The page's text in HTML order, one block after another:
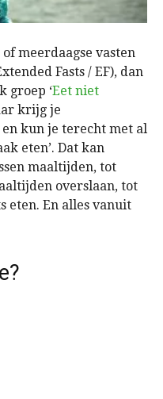
meerdaagse vasten
Fasts / EF), dan
groep ‘Eet niet
krijg je
kun je terecht met al
eten’. Dat kan
maaltijden, tot
overslaan, tot
eten. En alles vanuit